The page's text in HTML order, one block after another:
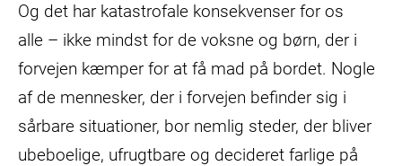
Og det har katastrofale konsekvenser for os
alle – ikke mindst for de voksne og børn, der i
forvejen kæmper for at få mad på bordet. Nogle
af de mennesker, der i forvejen befinder sig i
sårbare situationer, bor nemlig steder, der bliver
ubeboelige, ufrugtbare og decideret farlige på